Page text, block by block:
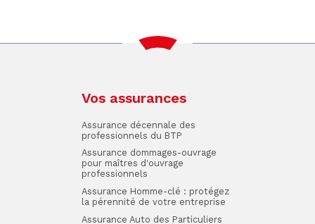
Vos assurances
Assurance décennale des
professionnels du BTP
Assurance dommages-ouvrage
pour maîtres d'ouvrage
professionnels
Assurance Homme-clé : protégez
la pérennité de votre entreprise
Assurance Auto des Particuliers